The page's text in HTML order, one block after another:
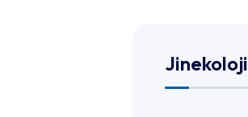
Jinekoloji